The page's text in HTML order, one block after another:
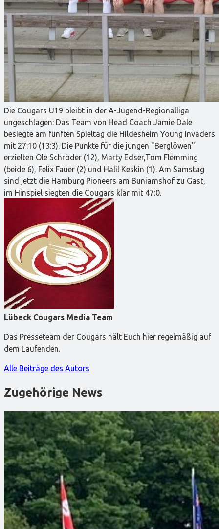
Die Cougars U19 bleibt in der A-Jugend-Regionalliga
ungeschlagen: Das Team von Head Coach Jamie Dale
besiegte am fünften Spieltag die Hildesheim Young Invaders
mit 27:10 (13:3). Die Punkte für die jungen "Berglöwen"
erzielten Ole Schröder (12), Marty Edser,Tom Flemming
(beide 6), Felix Fauer (2) und Halil Keskin (1). Am Samstag
sind jetzt die Hamburg Pioneers am Buniamshof zu Gast,
im Hinspiel siegten die Cougars klar mit 47:0.
Lübeck Cougars Media Team
Das Presseteam der Cougars hält Euch hier regelmäßig auf
dem Laufenden.
Alle Beiträge des Autors
Zugehörige News